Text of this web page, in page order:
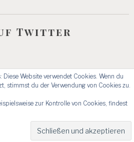
Twitter
Diese Website verwendet Cookies. Wenn du
stimmst du der Verwendung von Cookies zu.
zur Kontrolle von Cookies, findest